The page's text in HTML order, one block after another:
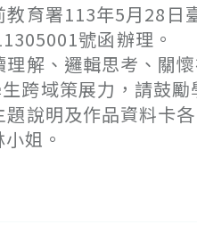
育署113年5月28
號函辦理。
解、邏輯思考、關
跨域策展力，請鼓
說明及作品資料卡
姐。